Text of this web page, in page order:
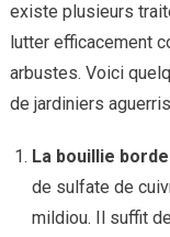
existe plusieurs
lutter efficacement
arbustes. Voici
de jardiniers
La bouillie
de sulfate de
mildiou. Il suffit